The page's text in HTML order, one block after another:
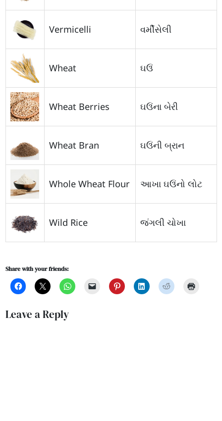
Vermicelli વર્મીસેલી
Wheat ઘઉં
Wheat Berries ઘઉંના બેરી
Wheat Bran ઘઉંની બ્રાન
Whole Wheat Flour આખા ઘઉંનો લોટ
Wild Rice જંગલી ચોખા
Share with your friends:
Leave a Reply